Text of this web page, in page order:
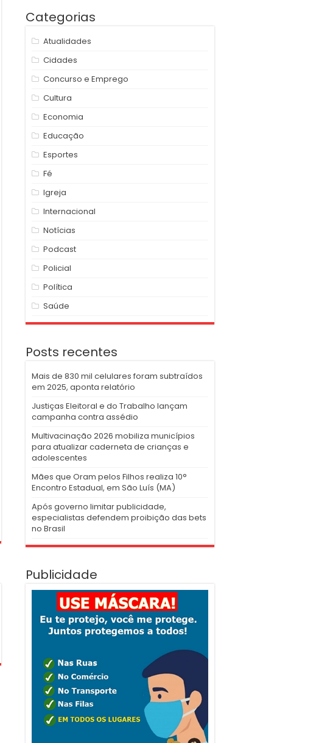
Categorias
Atualidades
Cidades
Concurso e Emprego
Cultura
Economia
Educação
Esportes
Fé
Igreja
Internacional
Notícias
Podcast
Policial
Política
Saúde
Posts recentes
Mais de 830 mil celulares foram subtraídos
em 2025, aponta relatório
Justiças Eleitoral e do Trabalho lançam
campanha contra assédio
Multivacinação 2026 mobiliza municípios
para atualizar caderneta de crianças e
adolescentes
Mães que Oram pelos Filhos realiza 10°
Encontro Estadual, em São Luís (MA)
Após governo limitar publicidade,
especialistas defendem proibição das bets
no Brasil
Publicidade